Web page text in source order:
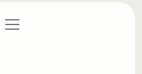
Politikası
menüyü
aç